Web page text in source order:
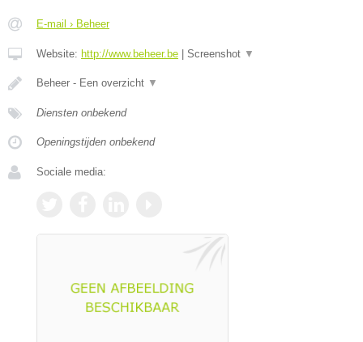
E-mail › Beheer
Website: http://www.beheer.be | Screenshot ▼
Beheer - Een overzicht ▼
Diensten onbekend
Openingstijden onbekend
Sociale media: